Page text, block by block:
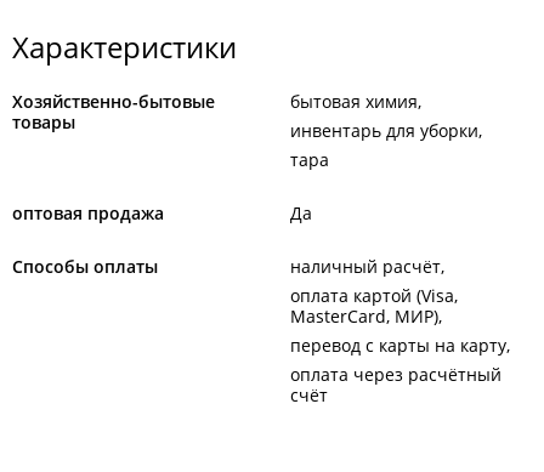
сегодня закрыто
Характеристики
Хозяйственно-бытовые
товары
бытовая химия
инвентарь для уборки
тара
оптовая продажа Да
Способы оплаты
наличный расчёт
оплата картой (Visa,
MasterCard, МИР)
перевод с карты на карту
оплата через расчётный
счёт